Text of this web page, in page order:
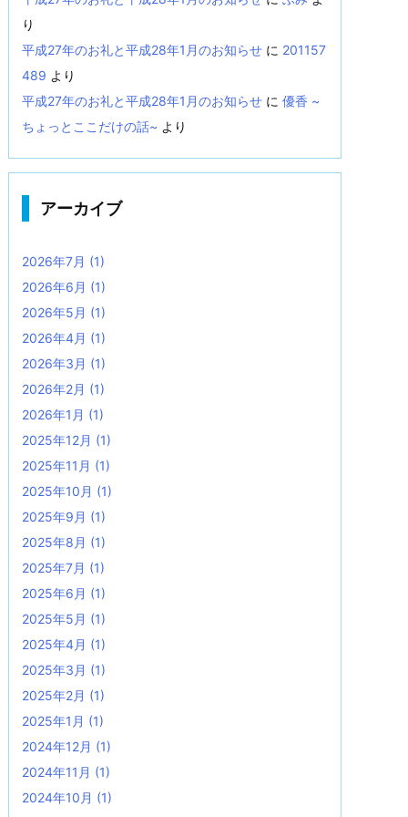
り
平成27年のお礼と平成28年1月のお知らせ に 201157
489 より
平成27年のお礼と平成28年1月のお知らせ に 優香 ~
ちょっとここだけの話~ より
アーカイブ
2026年7月 (1)
2026年6月 (1)
2026年5月 (1)
2026年4月 (1)
2026年3月 (1)
2026年2月 (1)
2026年1月 (1)
2025年12月 (1)
2025年11月 (1)
2025年10月 (1)
2025年9月 (1)
2025年8月 (1)
2025年7月 (1)
2025年6月 (1)
2025年5月 (1)
2025年4月 (1)
2025年3月 (1)
2025年2月 (1)
2025年1月 (1)
2024年12月 (1)
2024年11月 (1)
2024年10月 (1)